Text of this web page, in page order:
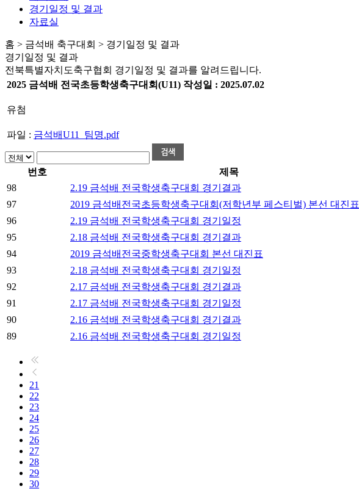
경기일정 및 결과
자료실
홈 > 금석배 축구대회 > 경기일정 및 결과
경기일정 및 결과
전북특별자치도축구협회 경기일정 및 결과를 알려드립니다.
2025 금석배 전국초등학생축구대회(U11) 작성일 : 2025.07.02
유첨
파일 : 금석배U11_팀명.pdf
번호 제목
98
2.19 금석배 전국학생축구대회 경기결과
97
2019 금석배전국초등학생축구대회(저학년부 페스티벌) 본선 대진표
96
2.19 금석배 전국학생축구대회 경기일정
95
2.18 금석배 전국학생축구대회 경기결과
94
2019 금석배전국중학생축구대회 본선 대진표
93
2.18 금석배 전국학생축구대회 경기일정
92
2.17 금석배 전국학생축구대회 경기결과
91
2.17 금석배 전국학생축구대회 경기일정
90
2.16 금석배 전국학생축구대회 경기결과
89
2.16 금석배 전국학생축구대회 경기일정
21
22
23
24
25
26
27
28
29
30